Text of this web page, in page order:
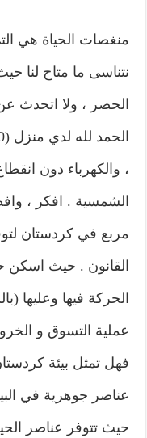
منغصات الحياة هي
نتناسى ما متاح لنا
الحصر ، ولا اتحدث
، والكهرباء دون
مربع في كردستان
القانون . حيث اسكن
الحركة فيها وعليها
عملية التسوق و
فهل تمثل بيئة
عناصر جوهرية في
حيث تتوفر عناصر